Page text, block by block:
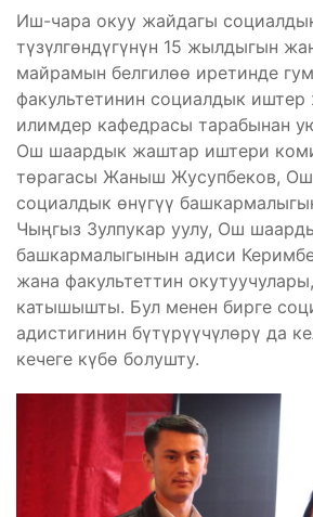
Иш-чара окуу жайдагы
түзүлгөндүгүнүн 15 жылдыгын
майрамын белгилөө иретинде
факультетинин социалдык
илимдер кафедрасы тарабынан
Ош шаардык жаштар иштери
төрагасы Жаныш Жусупбеков,
социалдык өнүгүү
Чыңгыз Зулпукар уулу, Ош
башкармалыгынын адиси
жана факультеттин
катышышты. Бул менен бирге
адистигинин бүтүрүүчүлөрү да
кечеге күбө болушту.